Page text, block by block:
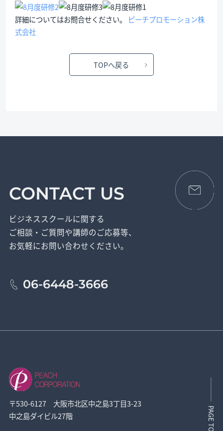
詳細についてはお問合せください。
ピーチプロモーション株
式会社
TOPへ戻る
CONTACT US
ビジネススクールに関する
ご相談・ご質問や講師のご応募等、
お気軽にお問い合わせください。
06-6448-3666
〒530-6127 大阪市北区中之島3丁目3-23
中之島ダイビル27階
PAGE TOP